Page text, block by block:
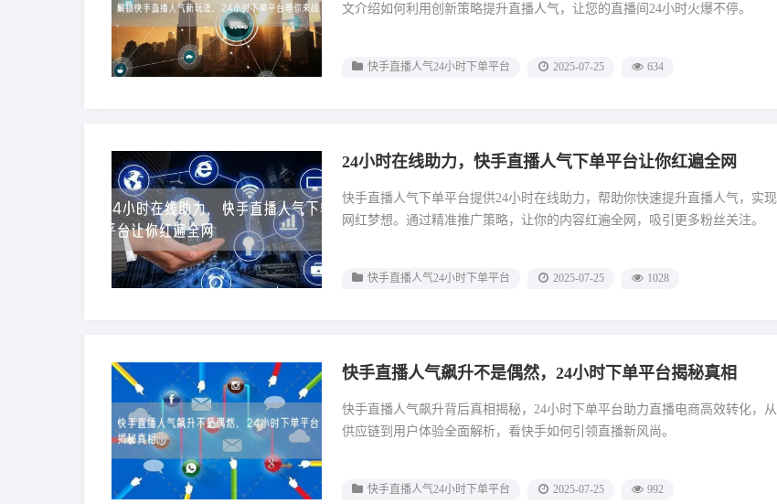
文介绍如何利用创新策略提升直播人气，让您的直播间24小时火爆不停。
快手直播人气24小时下单平台 2025-07-25 634
24小时在线助力，快手直播人气下单平台让你红遍全网
快手直播人气下单平台提供24小时在线助力，帮助你快速提升直播人气，实现
网红梦想。通过精准推广策略，让你的内容红遍全网，吸引更多粉丝关注。
快手直播人气24小时下单平台 2025-07-25 1028
快手直播人气飙升不是偶然，24小时下单平台揭秘真相
快手直播人气飙升背后真相揭秘，24小时下单平台助力直播电商高效转化，从
供应链到用户体验全面解析，看快手如何引领直播新风尚。
快手直播人气24小时下单平台 2025-07-25 992